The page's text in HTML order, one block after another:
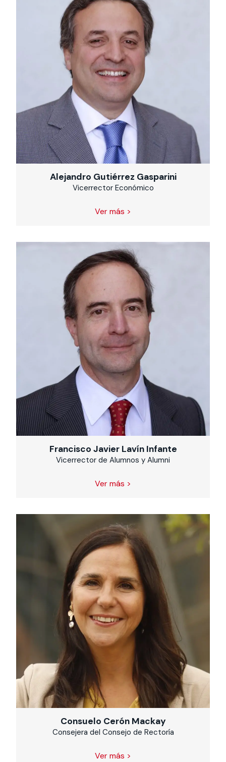
Alejandro Gutiérrez Gasparini
Vicerrector Económico
Ver más >
Francisco Javier Lavín Infante
Vicerrector de Alumnos y Alumni
Ver más >
Consuelo Cerón Mackay
Consejera del Consejo de Rectoría
Ver más >